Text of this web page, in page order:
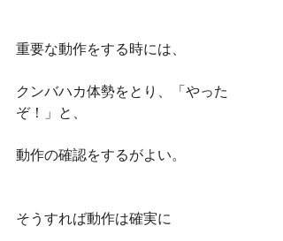
重要な動作をする時には、
クンバハカ体勢をとり、「やった
ぞ！」と、
動作の確認をするがよい。
そうすれば動作は確実に